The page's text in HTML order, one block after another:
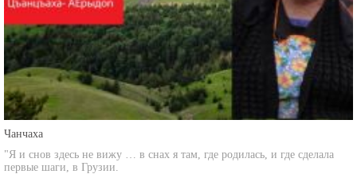
Чанчаха
"Я и снов здесь не вижу … в снах я там, где родилась, и где сделала
первые шаги, в Грузии.